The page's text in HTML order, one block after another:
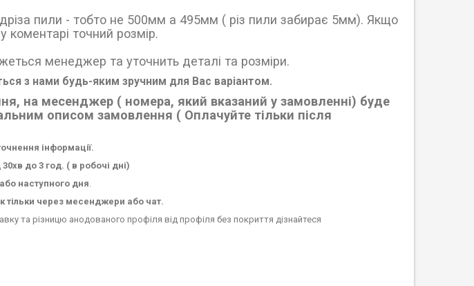
пили - тобто не 500мм а 495мм ( різ пили забирає 5мм). Якщо
коментарі точний розмір.
менеджер та уточнить деталі та розміри.
з нами будь-яким зручним для Вас варіантом.
на месенджер ( номера, який вказаний у замовленні) буде
описом замовлення ( Оплачуйте тільки після
інформації.
до 3 год. ( в робочі дні)
наступного дня
тільки через месенджери або чат.
та різницю анодованого профіля від профіля без покриття дізнайтеся